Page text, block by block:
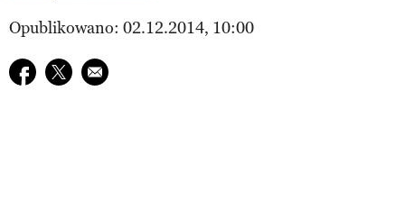
Opublikowano: 02.12.2014, 10:00
Udostępnij na facebook
Udostępnij na twitter
E-mail do przyjaciela